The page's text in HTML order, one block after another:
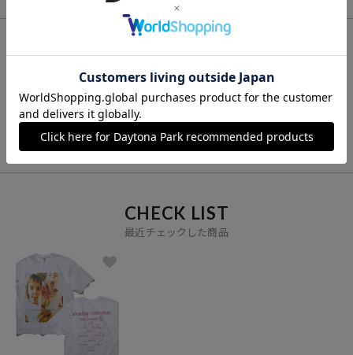
FOR YOU
あなたにおすすめのアイテム
VIEW ALL
CHECK LIST
最近チェックした商品